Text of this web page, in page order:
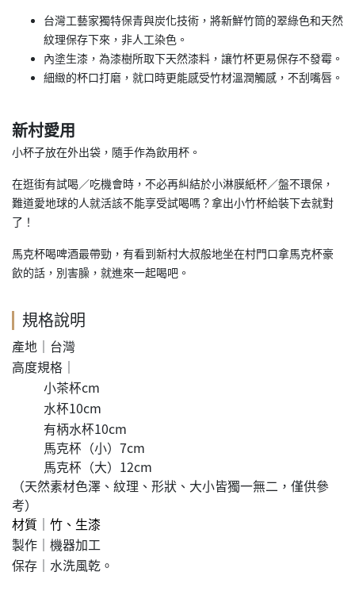
台灣工藝家獨特保青與炭化技術，將新鮮竹筒的翠綠色和天然
紋理保存下來，非人工染色 。
內塗生漆，為漆樹所取下天然漆料，讓竹杯更易保存不發霉。
細緻的杯口打磨，就口時更能感受竹材溫潤觸感，不刮嘴唇 。
新村愛用
小杯子放在外出袋，隨手作為飲用杯 。
在逛街有試喝／吃機會時，不必再糾結於小淋膜紙杯／盤不環保，
難道愛地球的人就活該不能享受試喝嗎？拿出小竹杯給裝下去就對
了！
馬克杯喝啤酒最帶勁，有看到新村大叔般地坐在村門口拿馬克杯豪
飲的話，別害臊，就進來一起喝吧 。
規格說明
產地 ｜台灣
高度規格｜
小茶杯cm
水杯10cm
有柄水杯10cm
馬克杯（小）7cm
馬克杯（大）12cm
（天然素材色澤、紋理、形狀、大小皆獨一無二，僅供參
考）
材質 ｜ 竹、生漆
製作 ｜機器加工
保存 ｜水洗風乾 。